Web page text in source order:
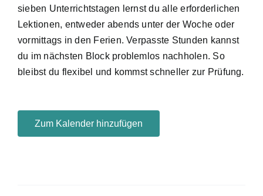
sieben Unterrichtstagen lernst du alle erforderlichen
Lektionen, entweder abends unter der Woche oder
vormittags in den Ferien. Verpasste Stunden kannst
du im nächsten Block problemlos nachholen. So
bleibst du flexibel und kommst schneller zur Prüfung.
Zum Kalender hinzufügen